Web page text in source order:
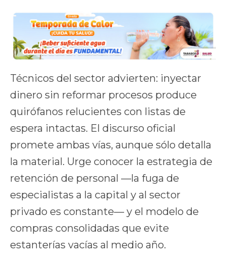
Técnicos del sector advierten: inyectar
dinero sin reformar procesos produce
quirófanos relucientes con listas de
espera intactas. El discurso oficial
promete ambas vías, aunque sólo detalla
la material. Urge conocer la estrategia de
retención de personal —la fuga de
especialistas a la capital y al sector
privado es constante— y el modelo de
compras consolidadas que evite
estanterías vacías al medio año.